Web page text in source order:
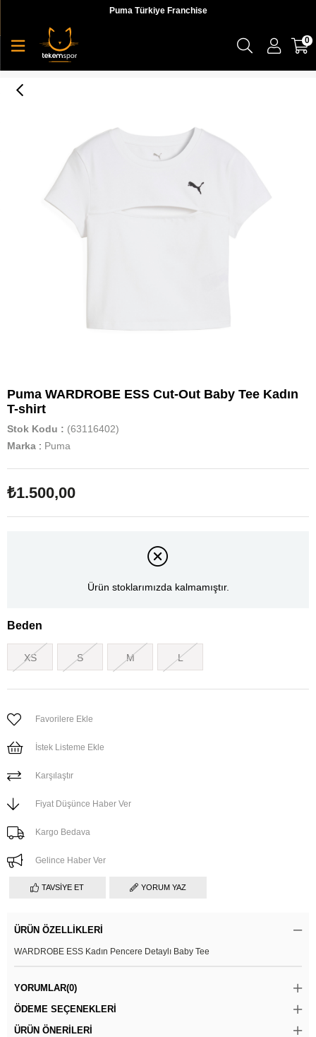
Puma Türkiye Franchise
0
Puma WARDROBE ESS Cut-Out Baby Tee Kadın
T-shirt
Stok Kodu
(63116402)
Marka : Puma
₺1.500,00
Ürün stoklarımızda kalmamıştır.
Beden
XS S M L
Favorilere Ekle
İstek Listeme Ekle
Karşılaştır
Fiyat Düşünce Haber Ver
Kargo Bedava
Gelince Haber Ver
TAVSIYE ET YORUM YAZ
ÜRÜN ÖZELLIKLERI
WARDROBE ESS Kadın Pencere Detaylı Baby Tee
YORUMLAR(0)
ÖDEME SEÇENEKLERI
ÜRÜN ÖNERILERI